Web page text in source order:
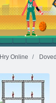
Střepy
Hry Online